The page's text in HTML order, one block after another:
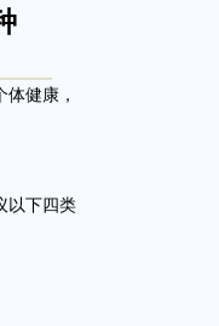
健康，
以下四类